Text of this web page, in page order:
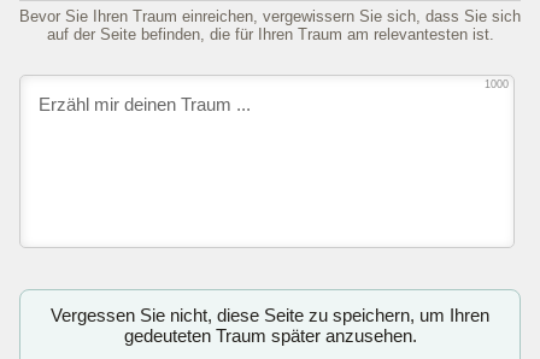
Bevor Sie Ihren Traum einreichen, vergewissern Sie sich, dass Sie sich
auf der Seite befinden, die für Ihren Traum am relevantesten ist.
1000
Vergessen Sie nicht, diese Seite zu speichern, um Ihren
gedeuteten Traum später anzusehen.